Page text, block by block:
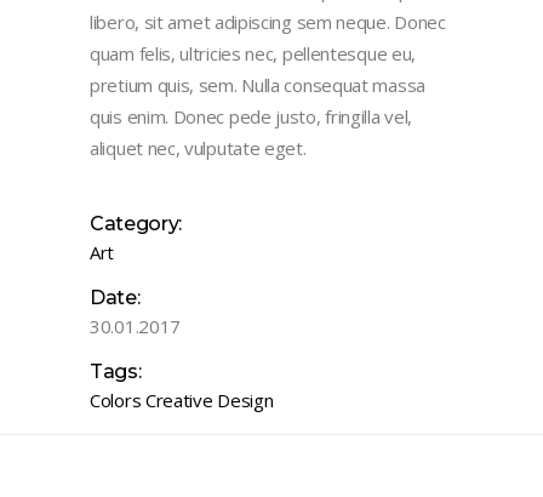
libero, sit amet adipiscing sem neque. Donec
quam felis, ultricies nec, pellentesque eu,
pretium quis, sem. Nulla consequat massa
quis enim. Donec pede justo, fringilla vel,
aliquet nec, vulputate eget.
Category:
Art
Date:
30.01.2017
Tags:
Colors Creative Design